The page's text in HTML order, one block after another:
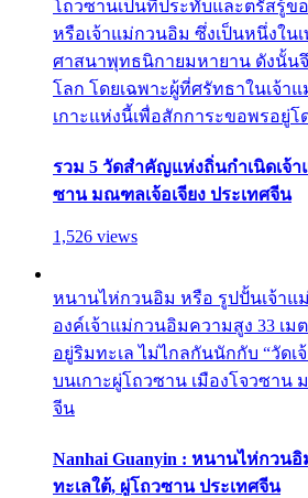
โถวซานเป็นที่ประทับและตรัสรู้ข
หรือเจ้าแม่กวนอิม ซึ่งเป็นหนึ่งใน
ศาสนาพุทธนิกายมหายาน ดังนั้น
โลก โดยเฉพาะผู้ที่ศรัทธาในเจ้า
เกาะแห่งนี้เพื่อสักการะขอพรอยู่โ
รวม 5 วัดสำคัญแห่งถิ่นกำเนิดเจ้า
ซาน มณฑลเจ้อเจียง ประเทศจีน
1,526 views
หนานไห่กวนอิม หรือ รูปปั้นเจ้าแ
องค์เจ้าแม่กวนอิมความสูง 33 เ
อยู่ริมทะเล ไม่ไกลกันนักกับ “วัด
บนเกาะผู่โถวซาน เมืองโจวซาน
จีน
Nanhai Guanyin : หนานไห่กวน
ทะเลใต้, ผู่โถวซาน ประเทศจีน